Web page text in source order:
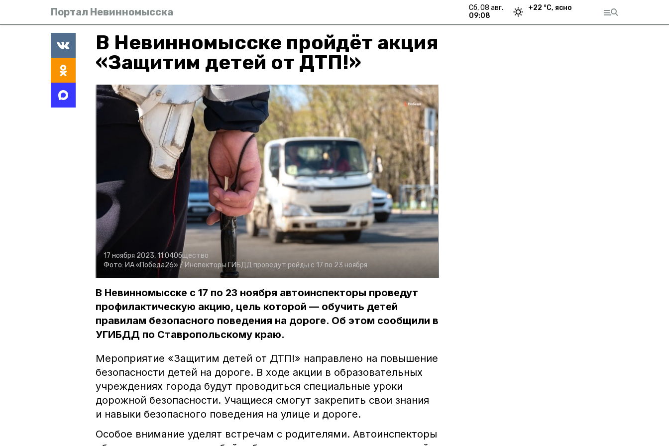
Портал Невинномысска
сб, 08 авг.
09:08
+22 °С, ясно
В Невинномысске пройдёт акция
«Защитим детей от ДТП!»
17 ноября 2023, 11:04Общество
Фото: ИА «Победа26» / Инспекторы ГИБДД проведут рейды с 17 по 23 ноября
В Невинномысске с 17 по 23 ноября автоинспекторы проведут
профилактическую акцию, цель которой — обучить детей
правилам безопасного поведения на дороге. Об этом сообщили в
УГИБДД по Ставропольскому краю.
Мероприятие «Защитим детей от ДТП!» направлено на повышение
безопасности детей на дороге. В ходе акции в образовательных
учреждениях города будут проводиться специальные уроки
дорожной безопасности. Учащиеся смогут закрепить свои знания
и навыки безопасного поведения на улице и дороге.
Особое внимание уделят встречам с родителями. Автоинспекторы